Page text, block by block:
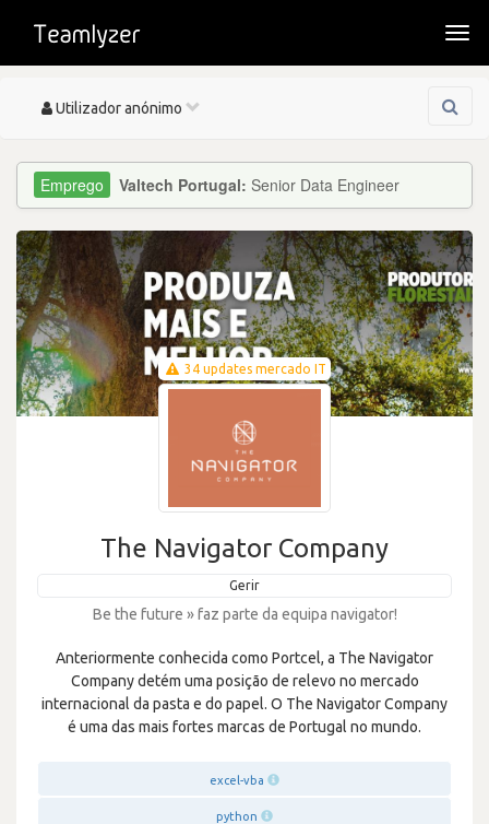
Toggle
Utilizador anónimo
Valtech Portugal: Senior Data Engineer
34 updates mercado IT
The Navigator Company
Gerir
Be the future » faz parte da equipa navigator!
Anteriormente conhecida como Portcel, a The Navigator
Company detém uma posição de relevo no mercado
internacional da pasta e do papel. O The Navigator Company
é uma das mais fortes marcas de Portugal no mundo.
excel-vba
python